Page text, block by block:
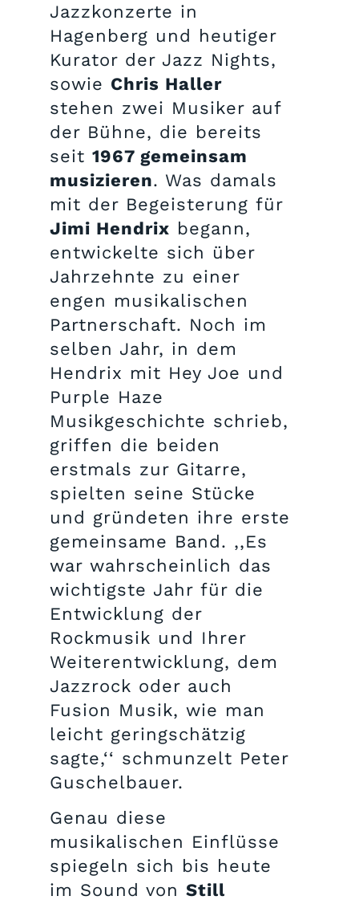
Jazzkonzerte in
Hagenberg und heutiger
Kurator der Jazz Nights,
sowie Chris Haller
stehen zwei Musiker auf
der Bühne, die bereits
seit 1967 gemeinsam
musizieren. Was damals
mit der Begeisterung für
Jimi Hendrix begann,
entwickelte sich über
Jahrzehnte zu einer
engen musikalischen
Partnerschaft. Noch im
selben Jahr, in dem
Hendrix mit Hey Joe und
Purple Haze
Musikgeschichte schrieb,
griffen die beiden
erstmals zur Gitarre,
spielten seine Stücke
und gründeten ihre erste
gemeinsame Band. ,,Es
war wahrscheinlich das
wichtigste Jahr für die
Entwicklung der
Rockmusik und Ihrer
Weiterentwicklung, dem
Jazzrock oder auch
Fusion Musik, wie man
leicht geringschätzig
sagte,‘‘ schmunzelt Peter
Guschelbauer.
Genau diese
musikalischen Einflüsse
spiegeln sich bis heute
im Sound von Still